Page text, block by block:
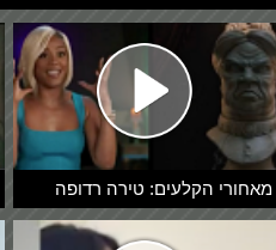
מאחורי הקלעים: טירה רדופה